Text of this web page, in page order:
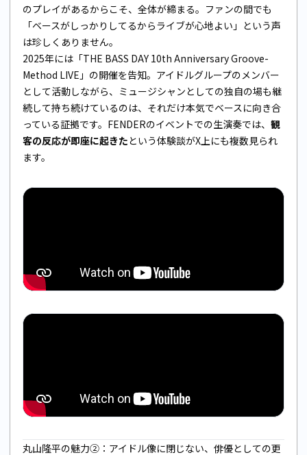
のプレイがあるからこそ、全体が締まる。ファンの間でも
「ベースがしっかりしてるからライブが心地よい」という声
は珍しくありません。
2025年には「THE BASS DAY 10th Anniversary Groove-
Method LIVE」の開催を告知。アイドルグループのメンバー
として活動しながら、ミュージシャンとしての独自の場も継
続して持ち続けているのは、それだけ本気でベースに向き合
っている証拠です。FENDERのイベントでの生演奏では、 観
客の反応が即座に起きたという体験談がX上にも複数見られ
ます。
丸山隆平の魅力②：アイドル像に閉じない、俳優としての更